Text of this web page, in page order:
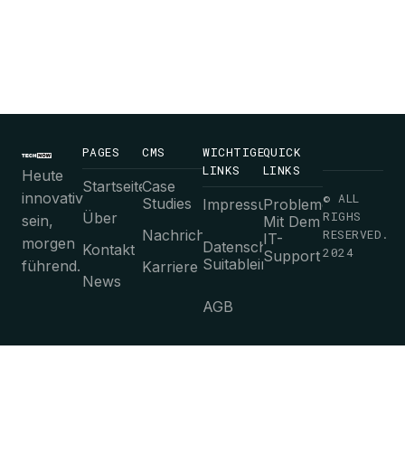
Heute
innovativ
sein,
morgen
führend.
PAGES
Startseite
Über
Kontakt
News
CMS
Case
Studies
Nachrichten
Karriere
WICHTIGE
LINKS
Impressum
Datenschutz-
Suitableimmungen
AGB
QUICK
LINKS
Probleme
Mit Dem
IT-
Support
© ALL
RIGHS
RESERVED.
2024